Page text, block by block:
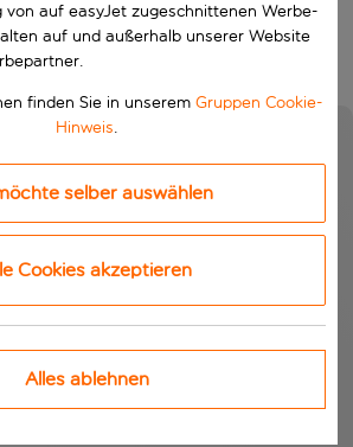
Suchen
von auf easyJet zugeschnittenen Werbe-
auf und außerhalb unserer Website
finden Sie in unserem Gruppen Cookie-
Hinweis.
selber auswählen
Cookies akzeptieren
Alles ablehnen